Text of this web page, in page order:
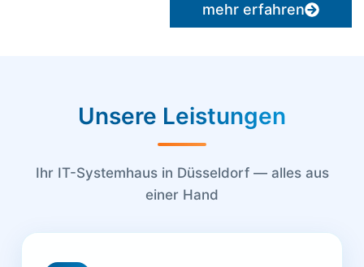
mehr erfahren
Unsere Leistungen
Ihr IT-Systemhaus in Düsseldorf — alles aus
einer Hand